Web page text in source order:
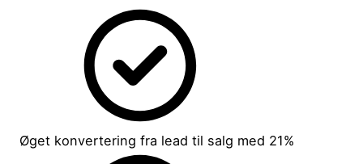
Øget konvertering fra lead til salg med 21%